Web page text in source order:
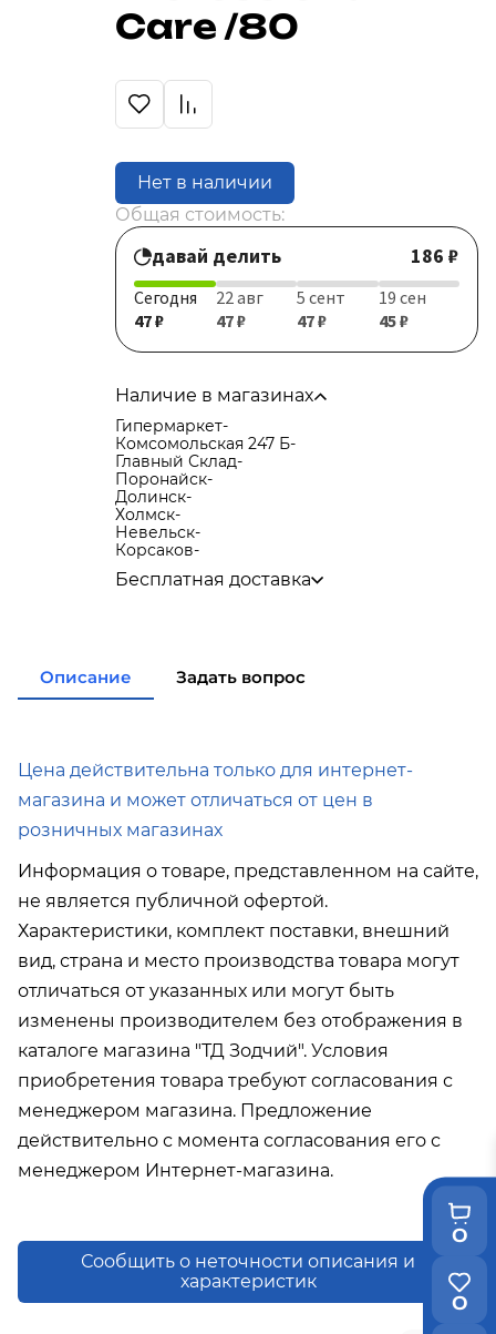
0
0
Care /80
Нет в наличии
Общая стоимость:
давай делить 186 ₽
Сегодня
47 ₽
22 авг
47 ₽
5 сент
47 ₽
19 сен
45 ₽
Наличие в магазинах
Гипермаркет-
Комсомольская 247 Б-
Главный Склад-
Поронайск-
Долинск-
Холмск-
Невельск-
Корсаков-
Бесплатная доставка
35 000р
в город Поронайск при покупке
Описание Задать вопрос
Цена действительна только для интернет-
магазина и может отличаться от цен в
розничных магазинах
Информация о товаре, представленном на сайте,
не является публичной офертой.
Характеристики, комплект поставки, внешний
вид, страна и место производства товара могут
отличаться от указанных или могут быть
изменены производителем без отображения в
каталоге магазина "ТД Зодчий". Условия
приобретения товара требуют согласования с
менеджером магазина. Предложение
действительно с момента согласования его с
менеджером Интернет-магазина.
Сообщить о неточности описания и
характеристик